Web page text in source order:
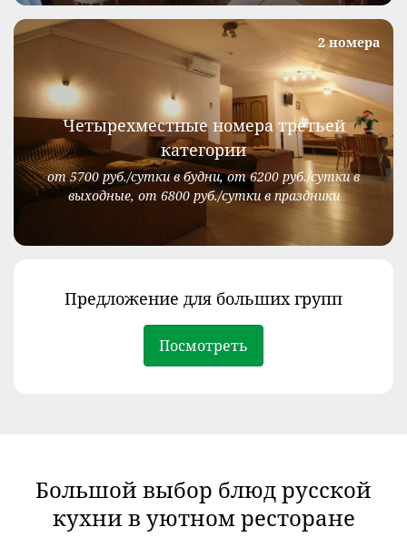
2 номера
Четырехместные номера третьей
категории
от 5700 руб./сутки в будни, от 6200 руб./сутки в
выходные, от 6800 руб./сутки в праздники
Предложение для больших групп
Посмотреть
Большой выбор блюд русской
кухни в уютном ресторане